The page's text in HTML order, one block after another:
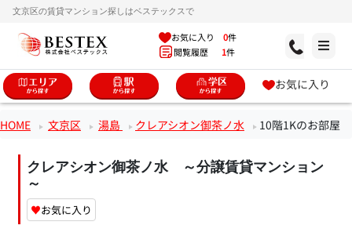
文京区の賃貸マンション探しはベステックスで
お気に入り 0件
閲覧履歴 1件
お気に入り
HOME 文京区 湯島 クレアシオン御茶ノ水 10階1Kのお部屋
クレアシオン御茶ノ水 ～分譲賃貸マンション
～
♥お気に入り